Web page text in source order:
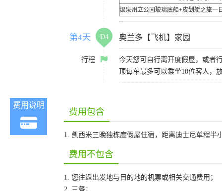
银泉州立公园玻璃底船+皮划艇之旅一
第4天 D4 奥兰多【飞机】家园
行程
今天您可自行离开度假屋，或者
顶每车最多可以乘坐10位客人
费用说明
费用包含
1. 凯西米三晚独栋度假屋住宿，距离迪士尼单程半
费用不包含
1. 您往返出发地与目的地的机票或相关交通费用；
2. 三餐；